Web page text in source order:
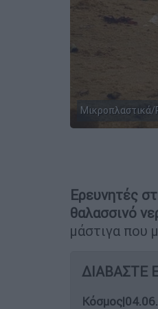
Μικροπλαστικά/
Ερευνητές
θαλασσινό
μάστιγα που
ΔΙΑΒΑΣΤΕ
Κόσμος|